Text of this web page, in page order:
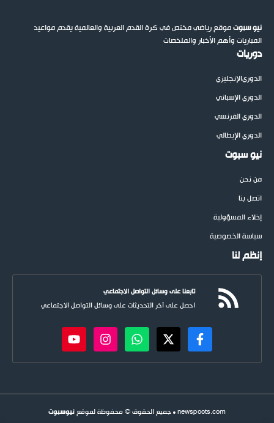
نيو سبوتموقع رياضي مختص في كرة القدم العربية والعالمية يقدم مواعيد
المباريات وأهم الأخبار والملخصات
دوريات
الدوريالإنجليزي
الدوري الإسباني
الدوري الفرنسي
الدوري الإيطالي
نيو سبوت
من نحن
اتصل بنا
إخلاء المسؤولية
سياسة الخصوصية
إنظم لنا
تابعنا على وسائل التواصل الاجتماعي
احصل على آخر التحديثات على وسائل التواصل الاجتماعي
newspoots.com • جميع الحقوق © محفوظة لموقع نيوسبوت